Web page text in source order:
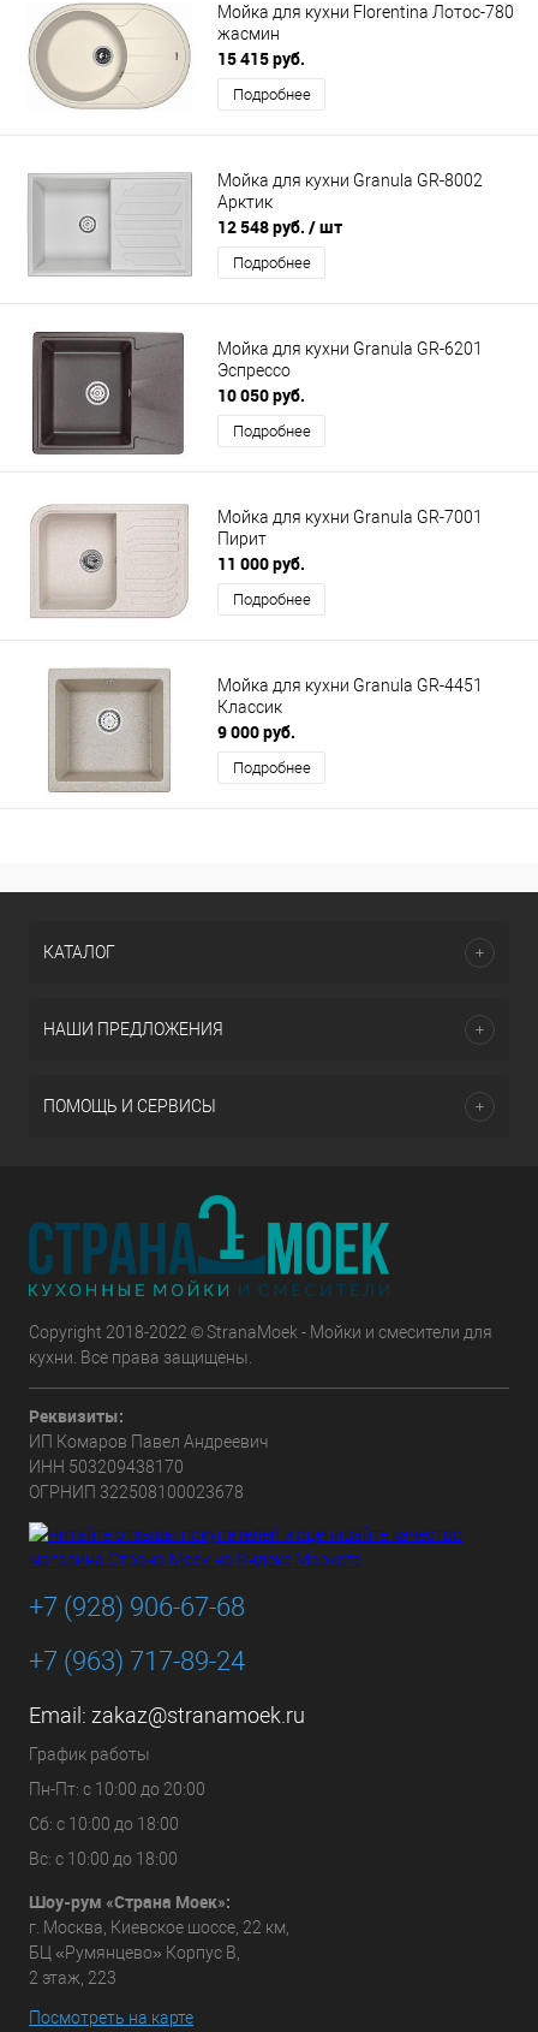
Мойка для кухни Florentina Лотос-780
жасмин
15 415 руб.
Подробнее
Мойка для кухни Granula GR-8002
Арктик
12 548 руб. / шт
Подробнее
Мойка для кухни Granula GR-6201
Эспрессо
10 050 руб.
Подробнее
Мойка для кухни Granula GR-7001
Пирит
11 000 руб.
Подробнее
Мойка для кухни Granula GR-4451
Классик
9 000 руб.
Подробнее
КАТАЛОГ
НАШИ ПРЕДЛОЖЕНИЯ
ПОМОЩЬ И СЕРВИСЫ
Copyright 2018-2022 © StranaMoek - Мойки и смесители для
кухни. Все права защищены.
Реквизиты:
ИП Комаров Павел Андреевич
ИНН 503209438170
ОГРНИП 322508100023678
+7 (928) 906-67-68
+7 (963) 717-89-24
Email: zakaz@stranamoek.ru
График работы
Пн-Пт: с 10:00 до 20:00
Сб: с 10:00 до 18:00
Вс: с 10:00 до 18:00
Шоу-рум «Страна Моек»:
г. Москва, Киевское шоссе, 22 км,
БЦ «Румянцево» Корпус В,
2 этаж, 223
Посмотреть на карте